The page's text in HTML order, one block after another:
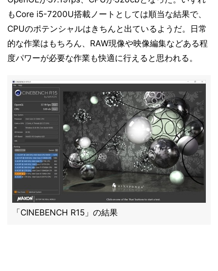
もCore i5-7200U搭載ノートとしては順当な結果で、
CPUのポテンシャルはきちんと出ているようだ。日常
的な作業はもちろん、RAW現像や映像編集などある程
度パワーが必要な作業も快適に行えると思われる。
「CINEBENCH R15」の結果